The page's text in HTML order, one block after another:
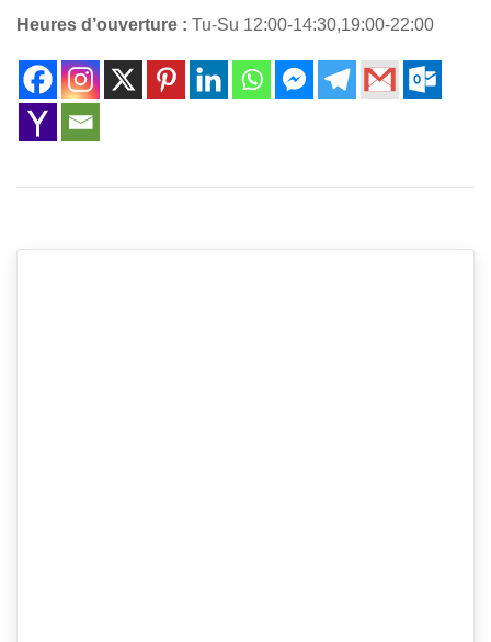
Heures d’ouverture : Tu-Su 12:00-14:30,19:00-22:00